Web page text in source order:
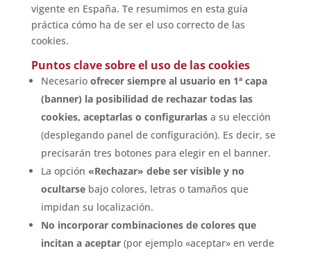
vigente en España. Te resumimos en esta guía
práctica cómo ha de ser el uso correcto de las
cookies.
Puntos clave sobre el uso de las cookies
Necesarioofrecer siempre al usuario en 1ª capa
(banner) la posibilidad de rechazar todas las
cookies, aceptarlas o configurarlasa su elección
(desplegando panel de configuración). Es decir, se
precisarán tres botones para elegir en el banner.
La opción «Rechazar» debe ser visible y no
ocultarsebajo colores, letras o tamaños que
impidan su localización.
No incorporar combinaciones de colores que
incitan a aceptar(por ejemplo «aceptar» en verde